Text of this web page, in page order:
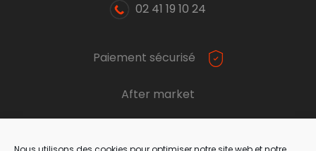
02 41 19 10 24
Paiement sécurisé
After market